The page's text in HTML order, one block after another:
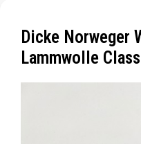
Dicke Norweger
Lammwolle